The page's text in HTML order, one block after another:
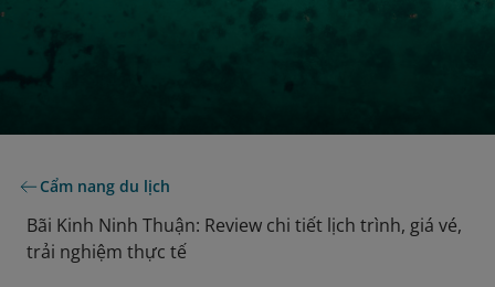
Cẩm nang du lịch
Bãi Kinh Ninh Thuận: Review chi tiết lịch trình, giá vé,
trải nghiệm thực tế